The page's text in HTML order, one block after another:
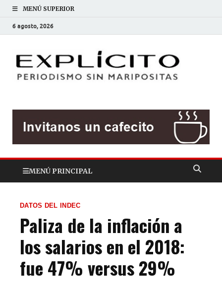
MENÚ SUPERIOR
6 agosto, 2026
MENÚ PRINCIPAL
DATOS DEL INDEC
Paliza de la inflación a
los salarios en el 2018:
fue 47% versus 29%